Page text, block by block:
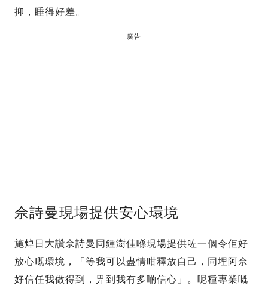
抑，睡得好差。
廣告
佘詩曼現場提供安心環境
施焯日大讚佘詩曼同鍾澍佳喺現場提供咗一個令佢好
放心嘅環境，「等我可以盡情咁釋放自己，同埋阿佘
好信任我做得到，畀到我有多啲信心」。呢種專業嘅